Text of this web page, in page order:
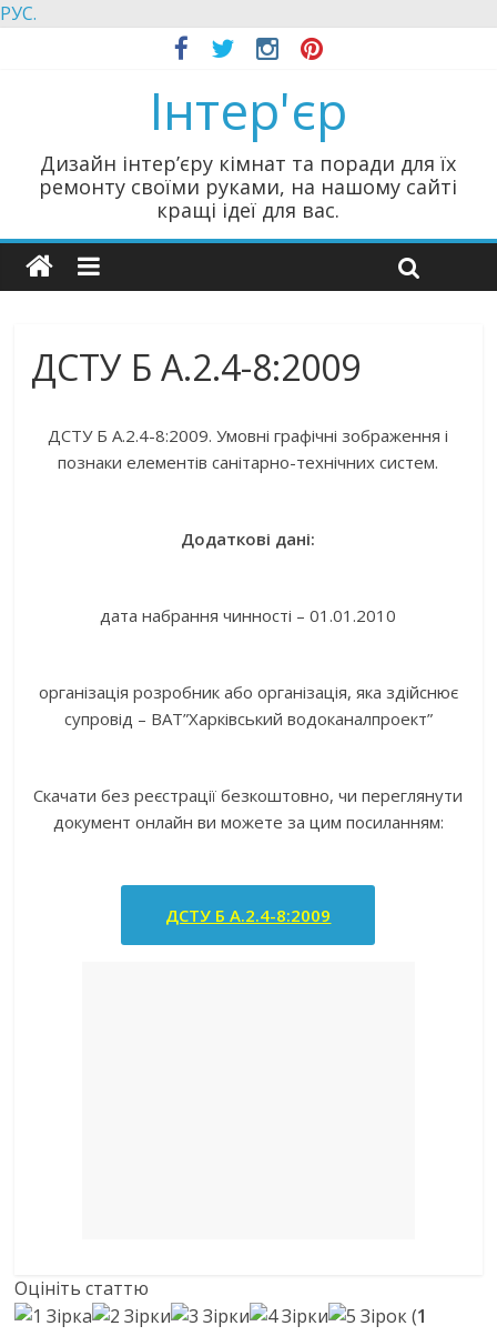
РУС.
Інтер'єр
Дизайн інтер’єру кімнат та поради для їх
ремонту своїми руками, на нашому сайті
кращі ідеї для вас.
ДСТУ Б А.2.4-8:2009
ДСТУ Б А.2.4-8:2009. Умовні графічні зображення і
познаки елементів санітарно-технічних систем.
Додаткові дані:
дата набрання чинності – 01.01.2010
організація розробник або організація, яка здійснює
супровід – ВАТ”Харківський водоканалпроект”
Скачати без реєстрації безкоштовно, чи переглянути
документ онлайн ви можете за цим посиланням:
ДСТУ Б А.2.4-8:2009
Оцініть статтю
(1